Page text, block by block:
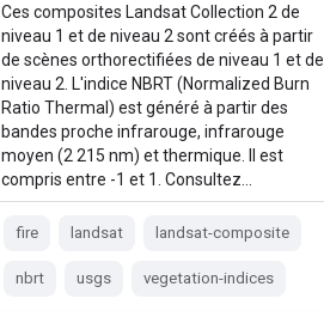
Ces composites Landsat Collection 2 de
niveau 1 et de niveau 2 sont créés à partir
de scènes orthorectifiées de niveau 1 et de
niveau 2. L'indice NBRT (Normalized Burn
Ratio Thermal) est généré à partir des
bandes proche infrarouge, infrarouge
moyen (2 215 nm) et thermique. Il est
compris entre -1 et 1. Consultez…
fire landsat landsat-composite
nbrt usgs vegetation-indices